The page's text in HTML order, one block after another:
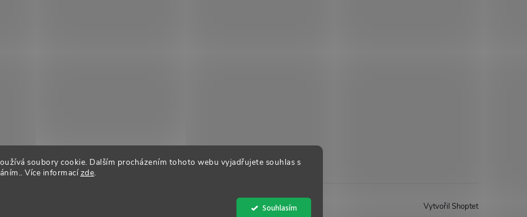
soubory cookie. Dalším procházením tohoto webu vyjadřujete souhlas s
Více informacízde.
Souhlasím Vytvořil Shoptet